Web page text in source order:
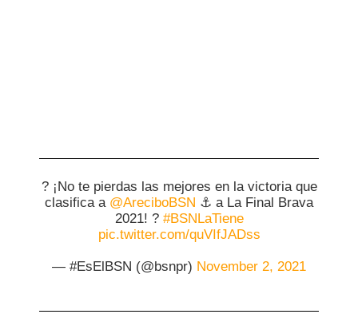
? ¡No te pierdas las mejores en la victoria que
clasifica a @AreciboBSN ⚓️ a La Final Brava
2021! ? #BSNLaTiene
pic.twitter.com/quVIfJADss
— #EsElBSN (@bsnpr) November 2, 2021